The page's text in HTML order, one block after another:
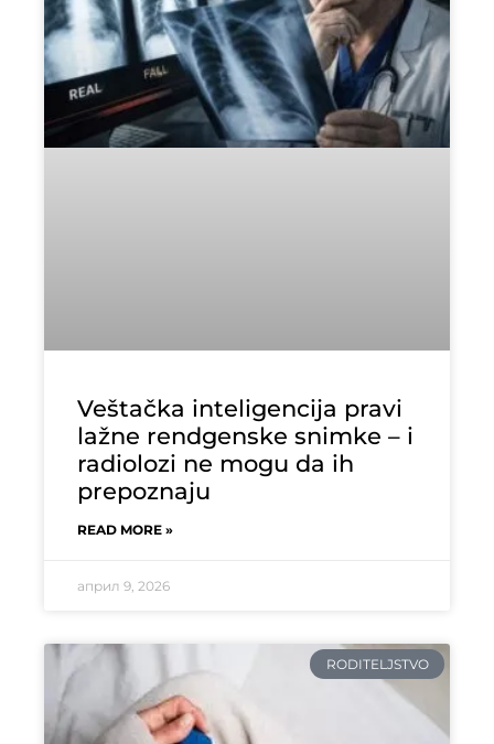
Veštačka inteligencija pravi
lažne rendgenske snimke – i
radiolozi ne mogu da ih
prepoznaju
READ MORE »
април 9, 2026
RODITELJSTVO